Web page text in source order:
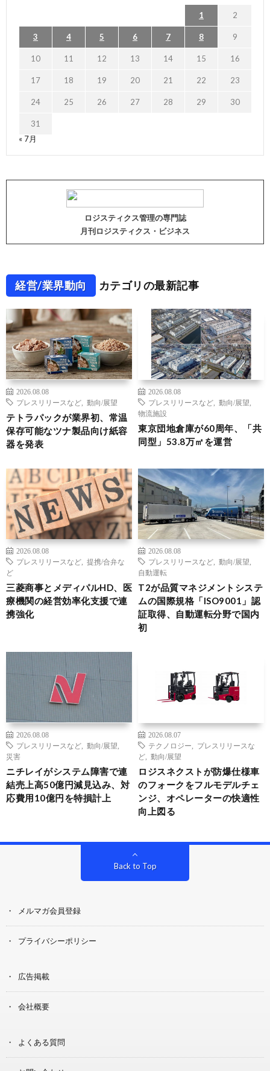
1 2
3 4 5 6 7 8 9
10 11 12 13 14 15 16
17 18 19 20 21 22 23
24 25 26 27 28 29 30
31
« 7月
ロジスティクス管理の専門誌
月刊ロジスティクス・ビジネス
経営/業界動向 カテゴリの最新記事
2026.08.08
プレスリリースなど
動向/展望
テトラパックが業界初、常温
保存可能なツナ製品向け紙容
器を発表
2026.08.08
プレスリリースなど
動向/展望
物流施設
東京団地倉庫が60周年、「共
同型」53.8万㎡を運営
2026.08.08
プレスリリースなど
提携/合弁な
ど
三菱商事とメディパルHD、医
療機関の経営効率化支援で連
携強化
2026.08.08
プレスリリースなど
動向/展望
自動運転
T2が品質マネジメントシステ
ムの国際規格「ISO9001」認
証取得、自動運転分野で国内
初
2026.08.08
プレスリリースなど
動向/展望
災害
ニチレイがシステム障害で連
結売上高50億円減見込み、対
応費用10億円を特損計上
2026.08.07
テクノロジー
プレスリリースな
ど
動向/展望
ロジスネクストが防爆仕様車
のフォークをフルモデルチェ
ンジ、オペレーターの快適性
向上図る
Back to Top
メルマガ会員登録
プライバシーポリシー
広告掲載
会社概要
よくある質問